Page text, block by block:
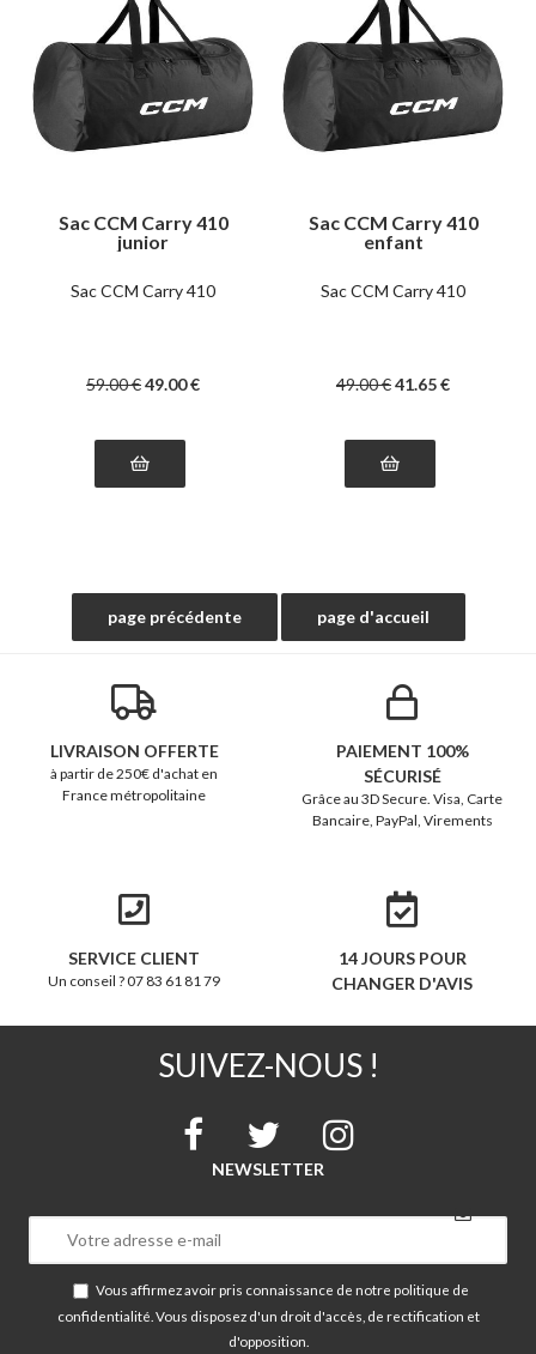
Sac CCM Carry 410
junior
Sac CCM Carry 410
59.00€49.00€
Sac CCM Carry 410
enfant
Sac CCM Carry 410
49.00€41.65€
LIVRAISON OFFERTE
à partir de 250€ d'achat en
France métropolitaine
PAIEMENT 100%
SÉCURISÉ
Grâce au 3D Secure. Visa, Carte
Bancaire, PayPal, Virements
SERVICE CLIENT
Un conseil ? 07 83 61 81 79
14 JOURS POUR
CHANGER D'AVIS
SUIVEZ-NOUS !
NEWSLETTER
Vous affirmez avoir pris connaissance de notre politique de
confidentialité . Vous disposez d'un droit d'accès, de rectification et
d'opposition.